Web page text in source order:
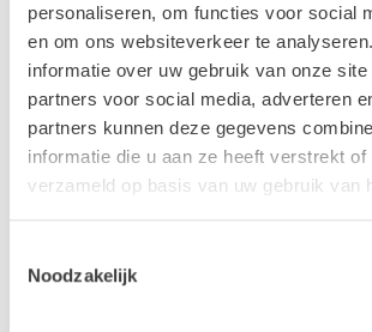
personaliseren, om functies voor social
en om ons websiteverkeer te
informatie over uw gebruik van onze site
partners voor social media, adverteren
partners kunnen deze gegevens
informatie die u aan ze heeft verstrekt of
verzameld op basis van uw gebruik van
Noodzakelijk
Klik om de infosheet te bekijken